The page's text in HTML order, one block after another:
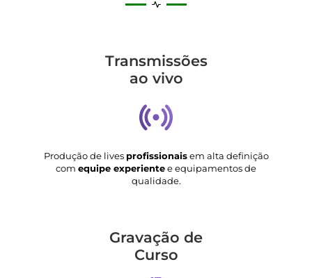
Transmis­sões
ao vivo
Produção de lives profissionaisem alta definição
com equipe experientee equipamentos de
qualidade.
Gravação de
Curso